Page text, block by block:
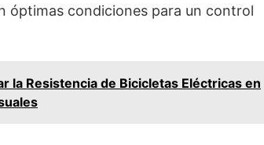
óptimas condiciones para un control
la Resistencia de Bicicletas Eléctricas en